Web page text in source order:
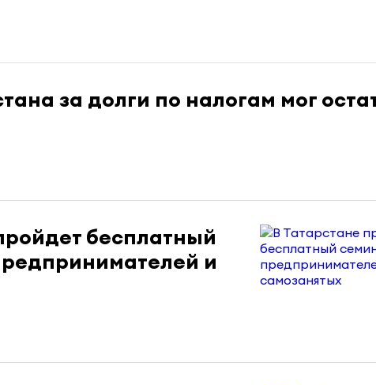
за долги по налогам мог
бесплатный
и